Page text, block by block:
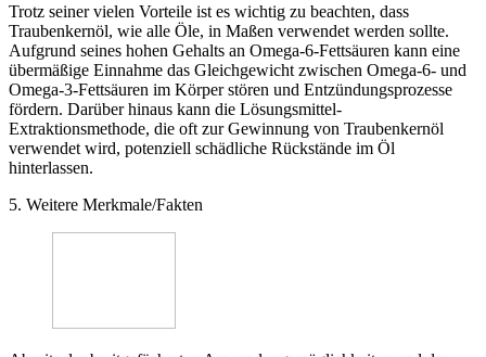
Trotz seiner vielen Vorteile ist es wichtig zu beachten, dass
Traubenkernöl, wie alle Öle, in Maßen verwendet werden sollte.
Aufgrund seines hohen Gehalts an Omega-6-Fettsäuren kann eine
übermäßige Einnahme das Gleichgewicht zwischen Omega-6- und
Omega-3-Fettsäuren im Körper stören und Entzündungsprozesse
fördern. Darüber hinaus kann die Lösungsmittel-
Extraktionsmethode, die oft zur Gewinnung von Traubenkernöl
verwendet wird, potenziell schädliche Rückstände im Öl
hinterlassen.
5. Weitere Merkmale/Fakten